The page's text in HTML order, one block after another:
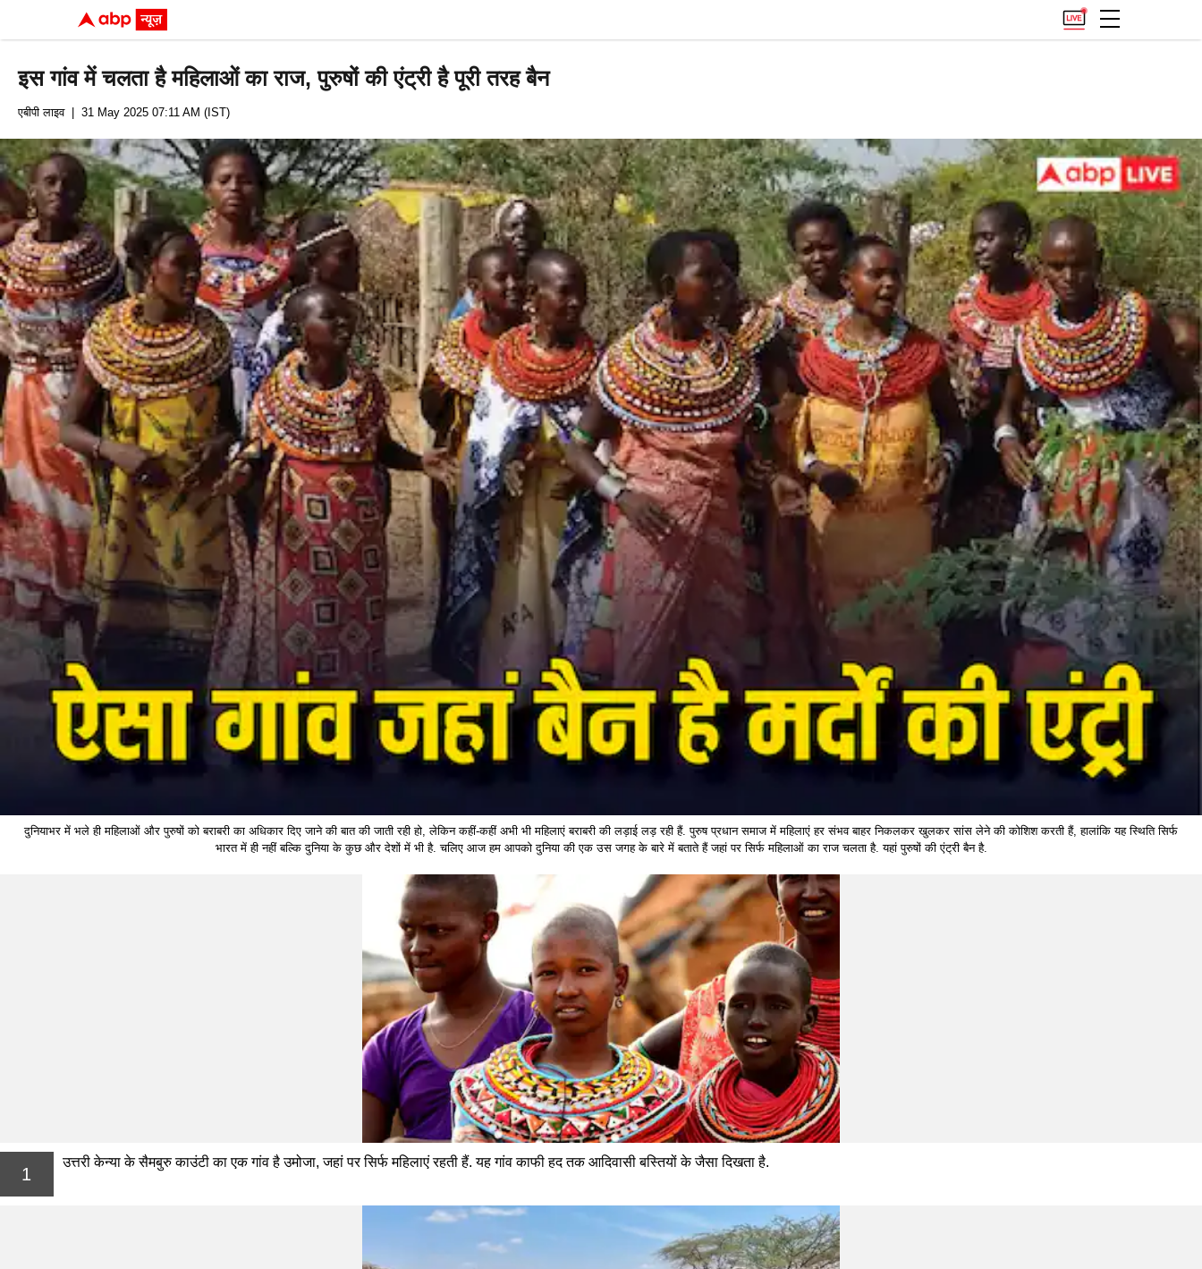
इस गांव में चलता है महिलाओं का राज, पुरुषों की एंट्री है पूरी तरह बैन
एबीपी लाइव| 31 May 2025 07:11 AM (IST)
दुनियाभर में भले ही महिलाओं और पुरुषों को बराबरी का अधिकार दिए जाने की बात की जाती रही हो, लेकिन कहीं-कहीं अभी भी महिलाएं बराबरी की लड़ाई लड़ रही हैं. पुरुष प्रधान समाज में महिलाएं हर संभव बाहर निकलकर खुलकर सांस लेने की कोशिश करती हैं, हालांकि यह स्थिति सिर्फ
भारत में ही नहीं बल्कि दुनिया के कुछ और देशों में भी है. चलिए आज हम आपको दुनिया की एक उस जगह के बारे में बताते हैं जहां पर सिर्फ महिलाओं का राज चलता है. यहां पुरुषों की एंट्री बैन है.
1
उत्तरी केन्या के सैमबुरु काउंटी का एक गांव है उमोजा, जहां पर सिर्फ महिलाएं रहती हैं. यह गांव काफी हद तक आदिवासी बस्तियों के जैसा दिखता है.